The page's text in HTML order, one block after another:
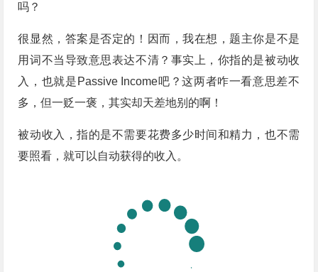
吗？
很显然，答案是否定的！因而，我在想，题主你是不是
用词不当导致意思表达不清？事实上，你指的是被动收
入，也就是Passive Income吧？这两者咋一看意思差不
多，但一贬一褒，其实却天差地别的啊！
被动收入，指的是不需要花费多少时间和精力，也不需
要照看，就可以自动获得的收入。